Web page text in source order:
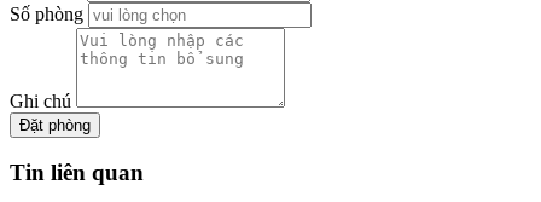
Số phòng
Ghi chú
Đặt phòng
Tin liên quan